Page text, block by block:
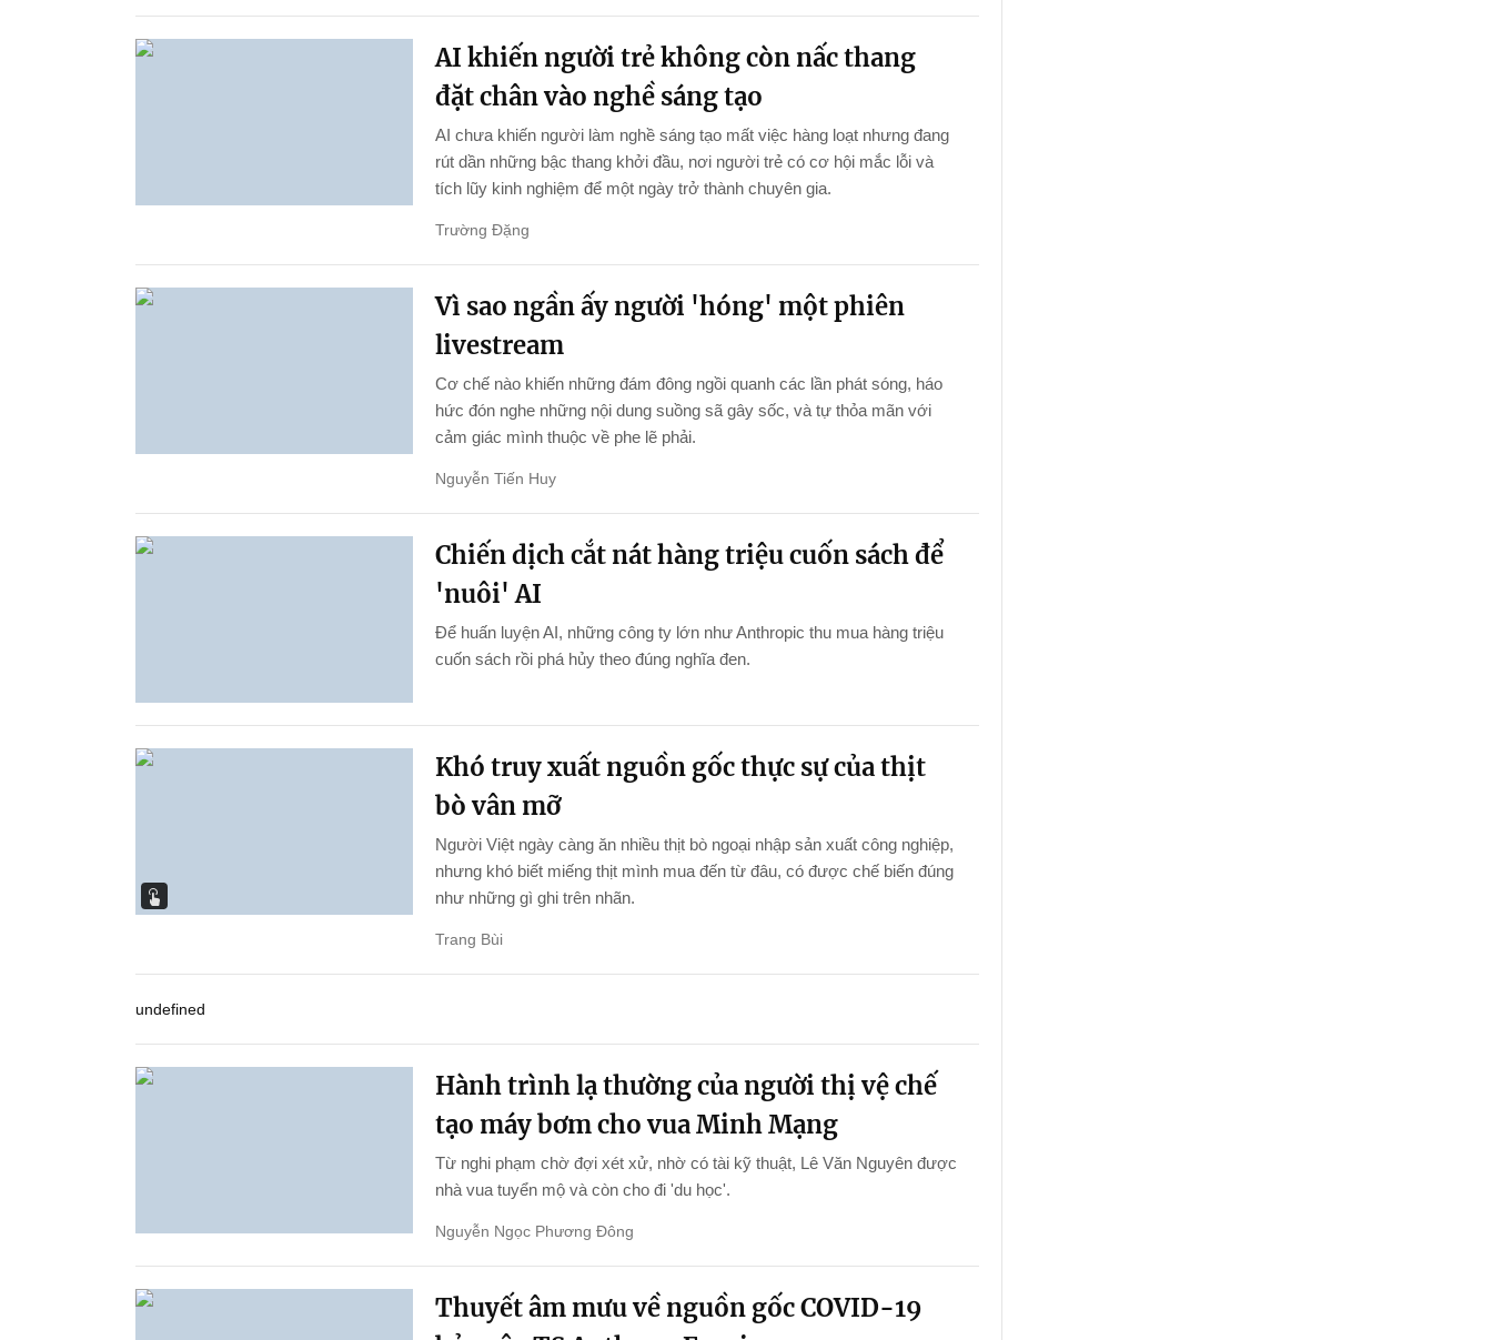
AI khiến người trẻ không còn nấc thang
đặt chân vào nghề sáng tạo
AI chưa khiến người làm nghề sáng tạo mất việc hàng loạt nhưng đang
rút dần những bậc thang khởi đầu, nơi người trẻ có cơ hội mắc lỗi và
tích lũy kinh nghiệm để một ngày trở thành chuyên gia.
Trường Đặng
Vì sao ngần ấy người 'hóng' một phiên
livestream
Cơ chế nào khiến những đám đông ngồi quanh các lần phát sóng, háo
hức đón nghe những nội dung suồng sã gây sốc, và tự thỏa mãn với
cảm giác mình thuộc về phe lẽ phải.
Nguyễn Tiến Huy
Chiến dịch cắt nát hàng triệu cuốn sách để
'nuôi' AI
Để huấn luyện AI, những công ty lớn như Anthropic thu mua hàng triệu
cuốn sách rồi phá hủy theo đúng nghĩa đen.
Khó truy xuất nguồn gốc thực sự của thịt
bò vân mỡ
Người Việt ngày càng ăn nhiều thịt bò ngoại nhập sản xuất công nghiệp,
nhưng khó biết miếng thịt mình mua đến từ đâu, có được chế biến đúng
như những gì ghi trên nhãn.
Trang Bùi
undefined
Hành trình lạ thường của người thị vệ chế
tạo máy bơm cho vua Minh Mạng
Từ nghi phạm chờ đợi xét xử, nhờ có tài kỹ thuật, Lê Văn Nguyên được
nhà vua tuyển mộ và còn cho đi 'du học'.
Nguyễn Ngọc Phương Đông
Thuyết âm mưu về nguồn gốc COVID-19